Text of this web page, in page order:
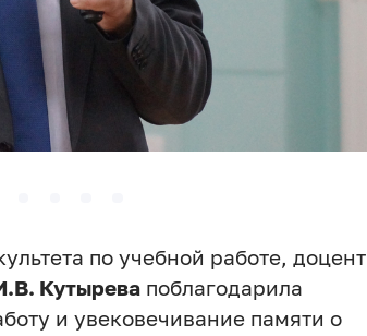
по учебной работе, доцент
Кутыревапоблагодарила
и увековечивание памяти о